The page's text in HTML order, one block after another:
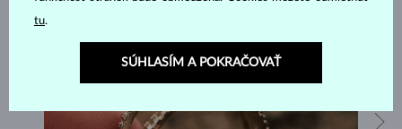
tu.
SÚHLASÍM A POKRAČOVAŤ